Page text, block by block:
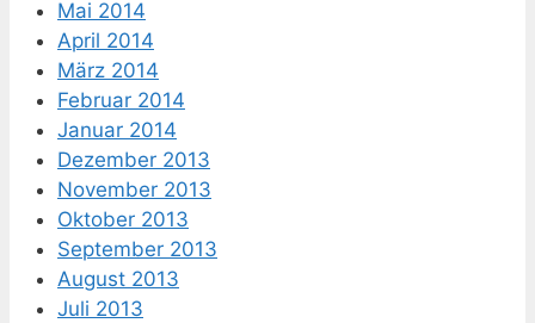
Mai 2014
April 2014
März 2014
Februar 2014
Januar 2014
Dezember 2013
November 2013
Oktober 2013
September 2013
August 2013
Juli 2013